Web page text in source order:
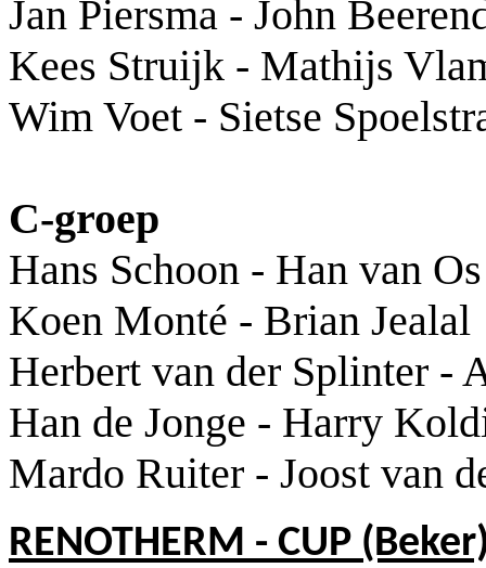
Jan Piersma - John
Kees Struijk - Mathijs
Wim Voet - Sietse
C-groep
Hans Schoon - Han van Os
Koen Monté - Brian Jealal
Herbert van der Splinter -
Han de Jonge - Harry
Mardo Ruiter - Joost van
RENOTHERM - CUP